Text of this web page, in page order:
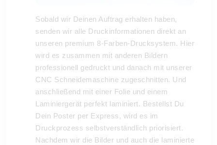
Sobald wir Deinen Auftrag erhalten haben,
senden wir alle Druckinformationen direkt an
unseren premium 8-Farben-Drucksystem. Hier
wird es zusammen mit anderen Bildern
professionell gedruckt und danach mit unserer
CNC Schneidemaschine zugeschnitten. Und
anschließend mit einer Folie und einem
Laminiergerät perfekt laminiert. Bestellst Du
Dein Poster per Express, wird es im
Druckprozess selbstverständlich priorisiert.
Nachdem wir die Bilder und auch die laminierte